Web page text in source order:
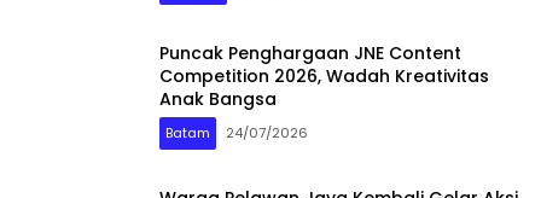
Puncak Penghargaan JNE Content
Competition 2026, Wadah Kreativitas
Anak Bangsa
Batam 24/07/2026